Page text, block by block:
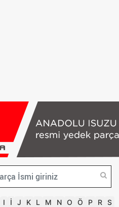
I İ J K L M N O Ö P R S